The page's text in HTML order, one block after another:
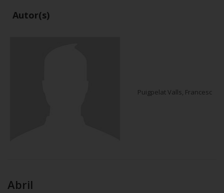
Autor(s)
Puigpelat Valls, Francesc
Abril